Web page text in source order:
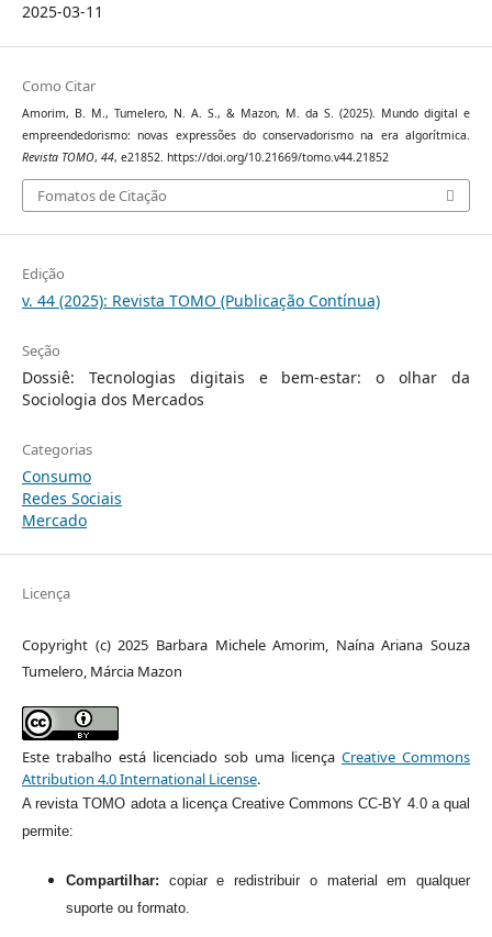
2025-03-11
Como Citar
Amorim, B. M., Tumelero, N. A. S., & Mazon, M. da S. (2025). Mundo digital e
empreendedorismo: novas expressões do conservadorismo na era algorítmica.
Revista TOMO, 44, e21852. https://doi.org/10.21669/tomo.v44.21852
Fomatos de Citação
Edição
v. 44 (2025): Revista TOMO (Publicação Contínua)
Seção
Dossiê: Tecnologias digitais e bem-estar: o olhar da
Sociologia dos Mercados
Categorias
Consumo
Redes Sociais
Mercado
Licença
Copyright (c) 2025 Barbara Michele Amorim, Naína Ariana Souza
Tumelero, Márcia Mazon
Este trabalho está licenciado sob uma licençaCreative Commons
Attribution 4.0 International License.
A revista TOMO adota a licença Creative Commons CC-BY 4.0 a qual
permite:
Compartilhar: copiar e redistribuir o material em qualquer
suporte ou formato.